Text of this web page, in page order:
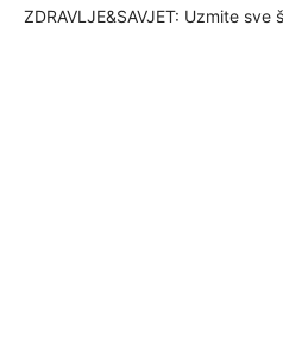
ZDRAVLJE&SAVJET: Uzmite sve